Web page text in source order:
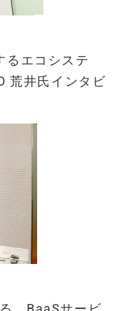
るエコシステ
荒井氏インタビ